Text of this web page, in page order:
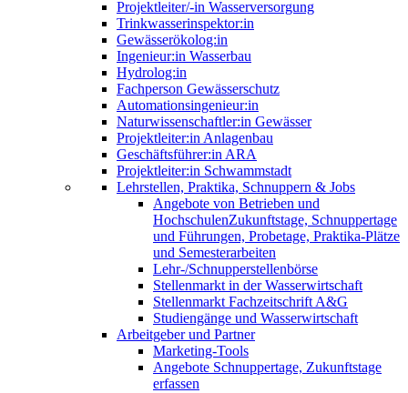
Projektleiter/-in Wasserversorgung
Trinkwasserinspektor:in
Gewässerökolog:in
Ingenieur:in Wasserbau
Hydrolog:in
Fachperson Gewässerschutz
Automationsingenieur:in
Naturwissenschaftler:in Gewässer
Projektleiter:in Anlagenbau
Geschäftsführer:in ARA
Projektleiter:in Schwammstadt
Lehrstellen, Praktika, Schnuppern & Jobs
Angebote von Betrieben und
HochschulenZukunftstage, Schnuppertage
und Führungen, Probetage, Praktika-Plätze
und Semesterarbeiten
Lehr-/Schnupperstellenbörse
Stellenmarkt in der Wasserwirtschaft
Stellenmarkt Fachzeitschrift A&G
Studiengänge und Wasserwirtschaft
Arbeitgeber und Partner
Marketing-Tools
Angebote Schnuppertage, Zukunftstage
erfassen